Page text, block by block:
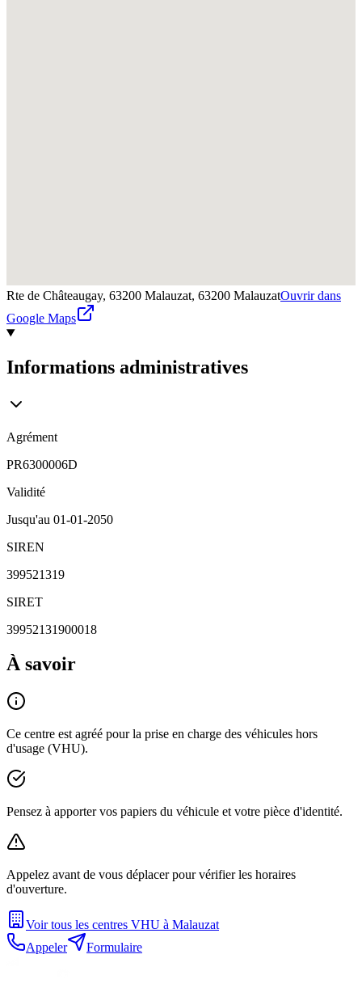
Rte de Châteaugay, 63200 Malauzat, 63200 MalauzatOuvrir dans
Google Maps
Informations administratives
Agrément
PR6300006D
Validité
Jusqu'au 01-01-2050
SIREN
399521319
SIRET
39952131900018
À savoir
Ce centre est agréé pour la prise en charge des véhicules hors
d'usage (VHU).
Pensez à apporter vos papiers du véhicule et votre pièce d'identité.
Appelez avant de vous déplacer pour vérifier les horaires
d'ouverture.
Voir tous les centres VHU à Malauzat
Appeler
Formulaire